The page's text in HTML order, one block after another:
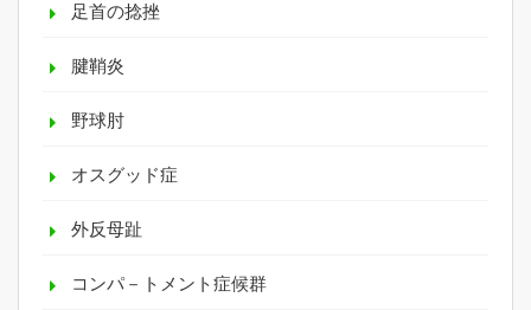
足首の捻挫
腱鞘炎
野球肘
オスグッド症
外反母趾
コンパ－トメント症候群